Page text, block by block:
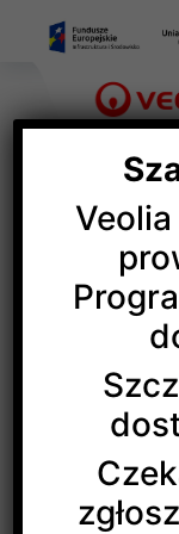
Nie każdy
z okazji
wyrazić naszą
dla wszystkich
i uczestników